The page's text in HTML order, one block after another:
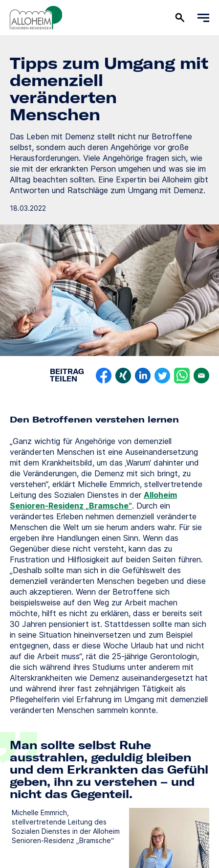
Tipps zum Umgang mit
demenziell
veränderten
Menschen
Das Leben mit Demenz stellt nicht nur Betroffene
selbst, sondern auch deren Angehörige vor große
Herausforderungen. Viele Angehörige fragen sich, wie
sie mit der erkrankten Person umgehen und was sie im
Alltag beachten sollten. Eine Expertin bei Alloheim gibt
Antworten und Ratschläge zum Umgang mit Demenz.
18.03.2022
BEITRAG
TEILEN
Den Betroffenen verstehen lernen
„Ganz wichtig für Angehörige von demenziell
veränderten Menschen ist eine Auseinandersetzung
mit dem Krankheitsbild, um das ‚Warum‘ dahinter und
die Veränderungen, die Demenz mit sich bringt, zu
verstehen“, erklärt Michelle Emmrich, stellvertretende
Leitung des Sozialen Dienstes in der Alloheim
Senioren-Residenz „Bramsche“. Durch ein
verändertes Erleben nehmen demenziell veränderte
Menschen die Welt um sie herum anders wahr. Für sie
ergeben ihre Handlungen einen Sinn. Wenn das
Gegenüber diese nicht versteht, kann das zu
Frustration und Hilflosigkeit auf beiden Seiten führen.
„Deshalb sollte man sich in die Gefühlswelt des
demenziell veränderten Menschen begeben und diese
auch akzeptieren. Wenn der Betroffene sich
beispielsweise auf den Weg zur Arbeit machen
möchte, hilft es nicht zu erklären, dass er bereits seit
30 Jahren pensioniert ist. Stattdessen sollte man sich
in seine Situation hineinversetzen und zum Beispiel
entgegnen, dass er diese Woche Urlaub hat und nicht
auf die Arbeit muss“, rät die 25-jährige Gerontologin,
die sich während ihres Studiums unter anderem mit
Alterskrankheiten wie Demenz auseinandergesetzt hat
und während ihrer fast zehnjährigen Tätigkeit als
Pflegehelferin viel Erfahrung im Umgang mit demenziell
veränderten Menschen sammeln konnte.
Man sollte selbst Ruhe
ausstrahlen, geduldig bleiben
und dem Erkrankten das Gefühl
geben, ihn zu verstehen – und
nicht das Gegenteil.
Michelle Emmrich,
stellvertretende Leitung des
Sozialen Dienstes in der Alloheim
Senioren-Residenz „Bramsche“